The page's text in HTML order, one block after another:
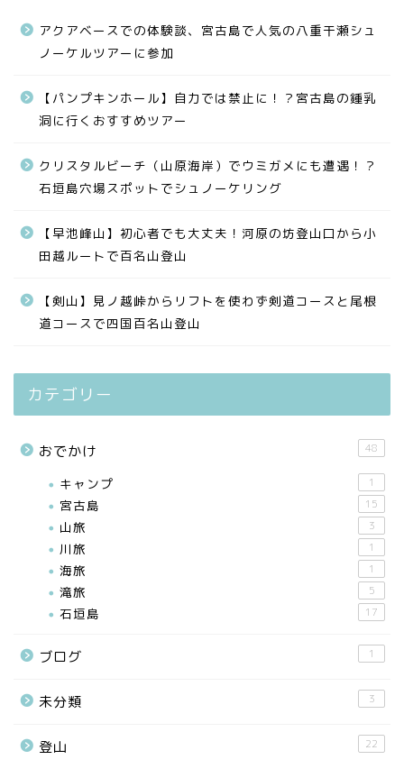
アクアベースでの体験談、宮古島で人気の八重干瀬シュ
ノーケルツアーに参加
【パンプキンホール】自力では禁止に！？宮古島の鍾乳
洞に行くおすすめツアー
クリスタルビーチ（山原海岸）でウミガメにも遭遇！？
石垣島穴場スポットでシュノーケリング
【早池峰山】初心者でも大丈夫！河原の坊登山口から小
田越ルートで百名山登山
【剣山】見ノ越峠からリフトを使わず剣道コースと尾根
道コースで四国百名山登山
カテゴリー
おでかけ 48
キャンプ 1
宮古島 15
山旅 3
川旅 1
海旅 1
滝旅 5
石垣島 17
ブログ 1
未分類 3
登山 22